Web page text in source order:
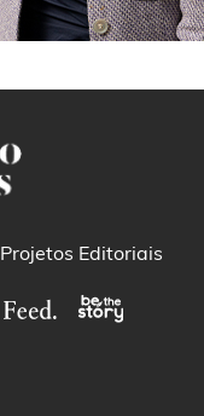
Projetos Editoriais